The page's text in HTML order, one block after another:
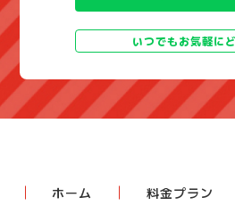
いつでもお気軽に
ホーム 料金プラン